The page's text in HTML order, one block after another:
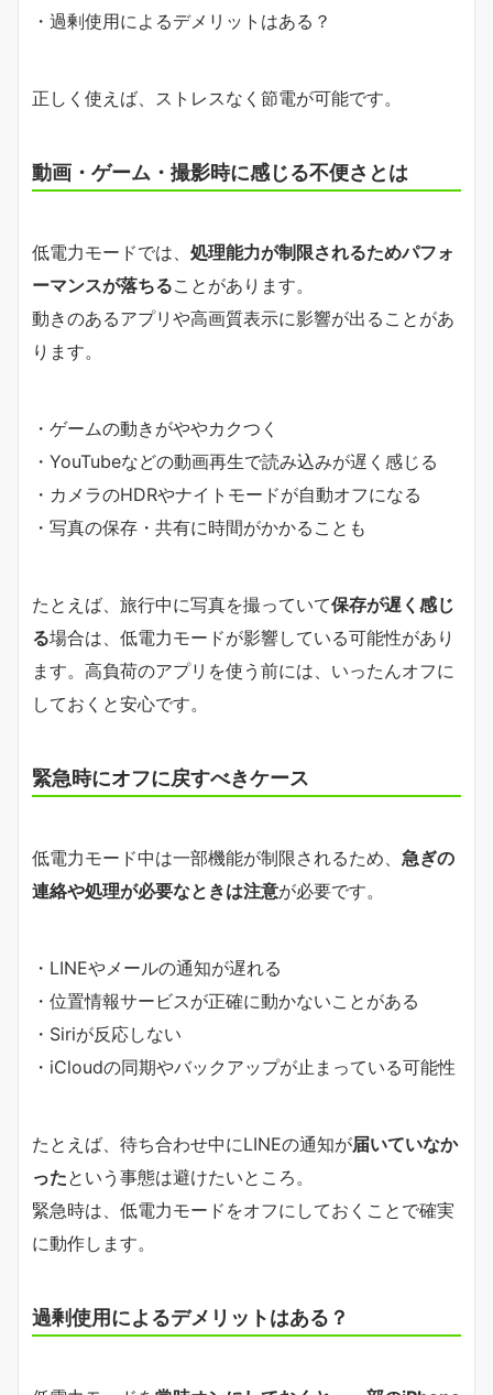
・過剰使用によるデメリットはある？
正しく使えば、ストレスなく節電が可能です。
動画・ゲーム・撮影時に感じる不便さとは
低電力モードでは、 処理能力が制限されるためパフォ
ーマンスが落ちることがあります。
動きのあるアプリや高画質表示に影響が出ることがあ
ります。
・ゲームの動きがややカクつく
・YouTubeなどの動画再生で読み込みが遅く感じる
・カメラのHDRやナイトモードが自動オフになる
・写真の保存・共有に時間がかかることも
たとえば、旅行中に写真を撮っていて保存が遅く感じ
る場合は、低電力モードが影響している可能性があり
ます。高負荷のアプリを使う前には、いったんオフに
しておくと安心です。
緊急時にオフに戻すべきケース
低電力モード中は一部機能が制限されるため、 急ぎの
連絡や処理が必要なときは注意が必要です。
・LINEやメールの通知が遅れる
・位置情報サービスが正確に動かないことがある
・Siriが反応しない
・iCloudの同期やバックアップが止まっている可能性
たとえば、待ち合わせ中にLINEの通知が届いていなか
ったという事態は避けたいところ。
緊急時は、低電力モードをオフにしておくことで確実
に動作します。
過剰使用によるデメリットはある？